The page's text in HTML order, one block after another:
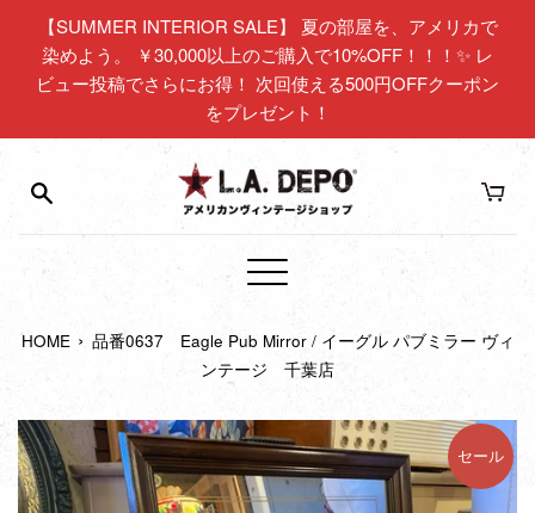
【SUMMER INTERIOR SALE】 夏の部屋を、アメリカで
染めよう。 ￥30,000以上のご購入で10%OFF！！！✨ レ
ビュー投稿でさらにお得！ 次回使える500円OFFクーポン
をプレゼント！
メ
ュ
ー
HOME › 品番0637 Eagle Pub Mirror / イーグル パブミラー ヴィ
ンテージ 千葉店
セール